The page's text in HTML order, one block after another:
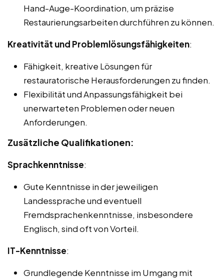
Hand-Auge-Koordination, um präzise
Restaurierungsarbeiten durchführen zu können.
Kreativität und Problemlösungsfähigkeiten:
Fähigkeit, kreative Lösungen für
restauratorische Herausforderungen zu finden.
Flexibilität und Anpassungsfähigkeit bei
unerwarteten Problemen oder neuen
Anforderungen.
Zusätzliche Qualifikationen:
Sprachkenntnisse:
Gute Kenntnisse in der jeweiligen
Landessprache und eventuell
Fremdsprachenkenntnisse, insbesondere
Englisch, sind oft von Vorteil.
IT-Kenntnisse:
Grundlegende Kenntnisse im Umgang mit